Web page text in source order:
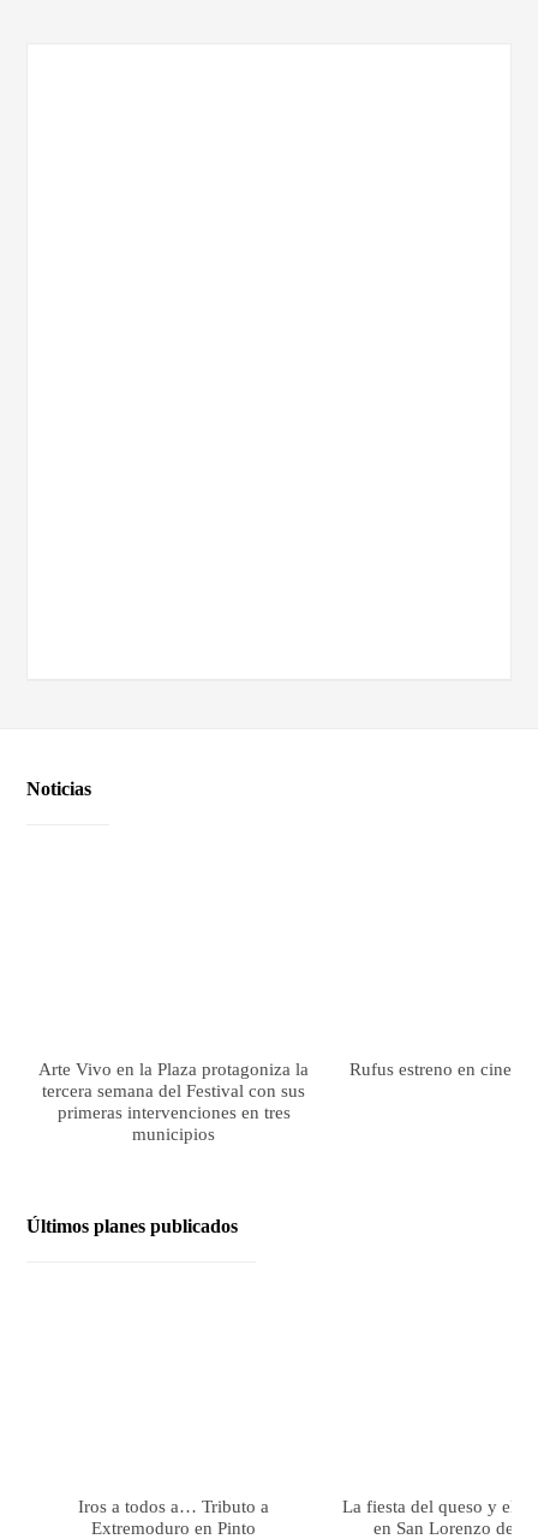
Noticias
Arte Vivo en la Plaza protagoniza la
tercera semana del Festival con sus
primeras intervenciones en tres
municipios
Rufus estreno en cines
Últimos planes publicados
Iros a todos a… Tributo a
Extremoduro en Pinto
La fiesta del queso y el
en San Lorenzo de